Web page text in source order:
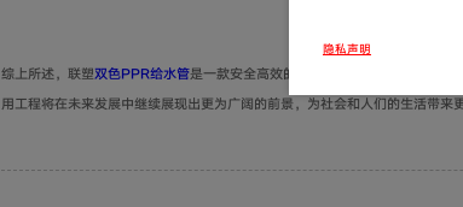
综上所述，联塑双色PPR给水管是一款安全高效的管道产品。随着技术的不
用工程将在未来发展中继续展现出更为广阔的前景，为社会和人们的生活带来
隐私声明